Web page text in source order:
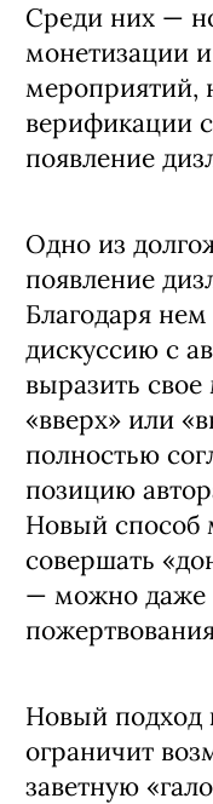
Среди них —
монетизации
мероприятий,
верификации
появление
Одно из
появление
Благодаря
дискуссию с
выразить
«вверх» или
полностью
позицию
Новый способ
совершать
— можно даже
Новый подход
ограничит
заветную